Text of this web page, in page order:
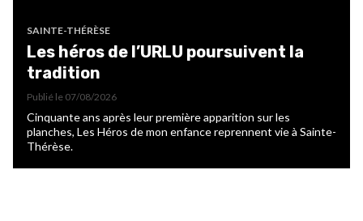
SAINTE-THÉRÈSE
Les héros de l’URLU poursuivent la
tradition
Publié le 07/08/2026
Cinquante ans après leur première apparition sur les
planches, Les Héros de mon enfance reprennent vie à Sainte-
Thérèse.